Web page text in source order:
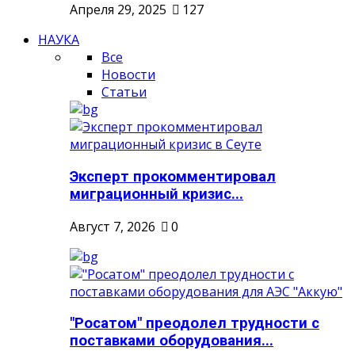
Апреля 29, 2025
127
НАУКА
Все
Новости
Статьи
Эксперт прокомментировал
миграционный кризис...
Август 7, 2026
0
"Росатом" преодолел трудности с
поставками оборудования...